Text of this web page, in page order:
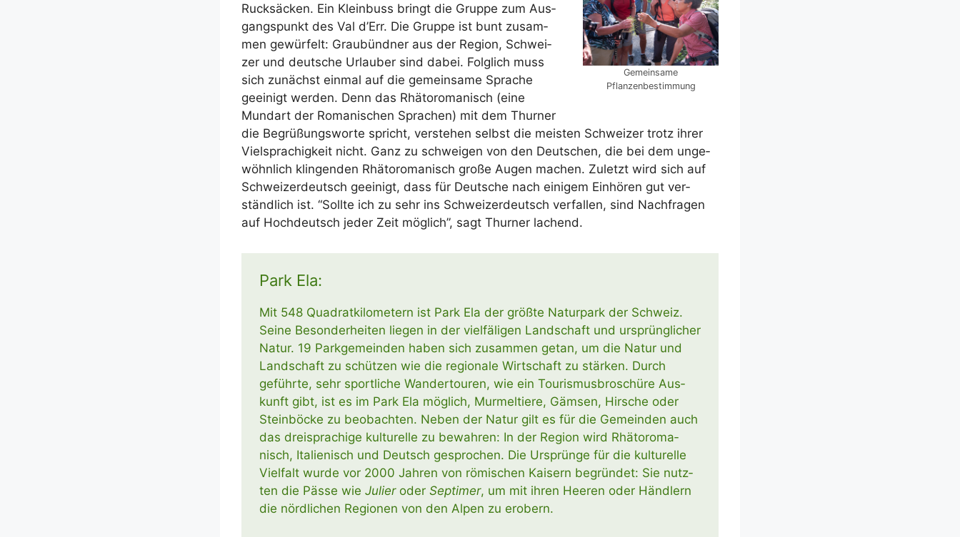
Gemein­sa­me
Pflanzenbestimmung
Ruck­sä­cken. Ein Klein­buss bringt die Grup­pe zum Aus­
gangs­punkt des Val d’Err. Die Grup­pe ist bunt zusam­
men gewür­felt: Grau­bünd­ner aus der Regi­on, Schwei­
zer und deut­sche Urlau­ber sind dabei. Folg­lich muss
sich zunächst ein­mal auf die gemein­sa­me Spra­che
geei­nigt wer­den. Denn das Rhä­to­ro­ma­nisch (eine
Mund­art der Roma­ni­schen Spra­chen) mit dem Thur­ner
die Begrü­ßungs­wor­te spricht, ver­ste­hen selbst die meis­ten Schwei­zer trotz ihrer
Viel­spra­chig­keit nicht. Ganz zu schwei­gen von den Deut­schen, die bei dem unge­
wöhn­lich klin­gen­den Rhä­to­ro­ma­nisch gro­ße Augen machen. Zuletzt wird sich auf
Schwei­zer­deutsch geei­nigt, dass für Deut­sche nach eini­gem Ein­hö­ren gut ver­
ständ­lich ist. “Soll­te ich zu sehr ins Schwei­zer­deutsch ver­fal­len, sind Nach­fra­gen
auf Hoch­deutsch jeder Zeit mög­lich”, sagt Thur­ner lachend.
Park Ela:
Mit 548 Qua­drat­ki­lo­me­tern ist Park Ela der größ­te Natur­park der Schweiz.
Sei­ne Beson­der­hei­ten lie­gen in der viel­fä­li­gen Land­schaft und ursprüng­li­cher
Natur. 19 Park­ge­mein­den haben sich zusam­men getan, um die Natur und
Land­schaft zu schüt­zen wie die regio­na­le Wirt­schaft zu stär­ken. Durch
geführ­te, sehr sport­li­che Wan­der­tou­ren, wie ein Tou­ris­mus­bro­schü­re Aus­
kunft gibt, ist es im Park Ela mög­lich, Mur­mel­tie­re, Gäm­sen, Hir­sche oder
Stein­bö­cke zu beob­ach­ten. Neben der Natur gilt es für die Gemein­den auch
das drei­spra­chi­ge kul­tu­rel­le zu bewah­ren: In der Regi­on wird Rhä­to­ro­ma­
nisch, Ita­lie­nisch und Deutsch gespro­chen. Die Ursprün­ge für die kul­tu­rel­le
Viel­falt wur­de vor 2000 Jah­ren von römi­schen Kai­sern begrün­det: Sie nutz­
ten die Päs­se wie Julieroder Sep­ti­mer, um mit ihren Hee­ren oder Händ­lern
die nörd­li­chen Regio­nen von den Alpen zu erobern.